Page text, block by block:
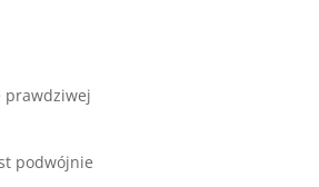
prawdziwej
podwójnie